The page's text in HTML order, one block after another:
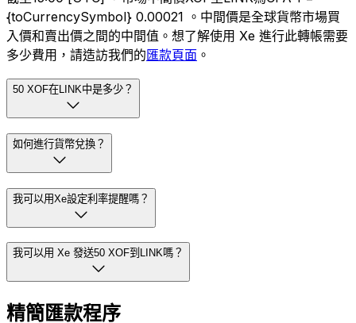
{toCurrencySymbol} 0.00021 。中間價是全球貨幣市場買
入價和賣出價之間的中間值。想了解使用 Xe 進行此轉帳需要
多少費用，請造訪我們的匯款頁面 。
50 XOF在LINK中是多少？
如何進行貨幣兌換？
我可以用Xe設定利率提醒嗎？
我可以用 Xe 發送50 XOF到LINK嗎？
精簡匯款程序